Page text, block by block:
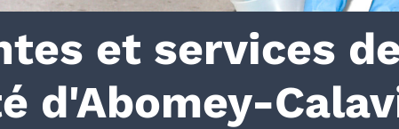
et services
d'Abomey-